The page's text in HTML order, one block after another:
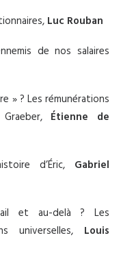
Luc Rouban
de nos salaires
» ? Les rémunérations
Étienne de
d’Éric,
Gabriel
et au-delà ? Les
universelles,
Louis